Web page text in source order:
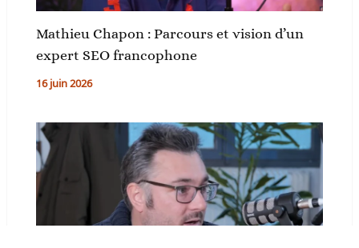
Mathieu Chapon : Parcours et vision d’un
expert SEO francophone
16 juin 2026